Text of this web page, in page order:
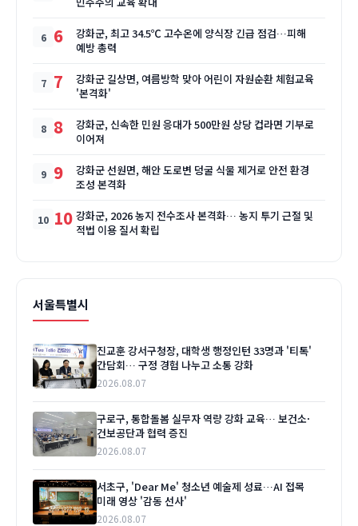
6
강화군, 최고 34.5℃ 고수온에 양식장 긴급 점검…피해
예방 총력
7
강화군 길상면, 여름방학 맞아 어린이 자원순환 체험교육
'본격화'
8
강화군, 신속한 민원 응대가 500만원 상당 컵라면 기부로
이어져
9
강화군 선원면, 해안 도로변 덩굴 식물 제거로 안전 환경
조성 본격화
10 강화군, 2026 농지 전수조사 본격화… 농지 투기 근절 및
적법 이용 질서 확립
서울특별시
진교훈 강서구청장, 대학생 행정인턴 33명과 '티톡'
간담회… 구정 경험 나누고 소통 강화
2026.08.07
구로구, 통합돌봄 실무자 역량 강화 교육… 보건소·
건보공단과 협력 증진
2026.08.07
서초구, 'Dear Me' 청소년 예술제 성료…AI 접목
미래 영상 '감동 선사'
2026.08.07